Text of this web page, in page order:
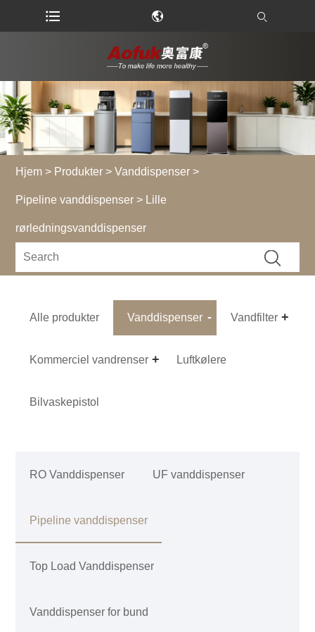
Hjem > Produkter >Vanddispenser >
Pipeline vanddispenser > Lille
rørledningsvanddispenser
Alle produkter Vanddispenser Vandfilter
Kommerciel vandrenser Luftkølere
Bilvaskepistol
RO Vanddispenser UF vanddispenser
Pipeline vanddispenser
Top Load Vanddispenser
Vanddispenser for bund